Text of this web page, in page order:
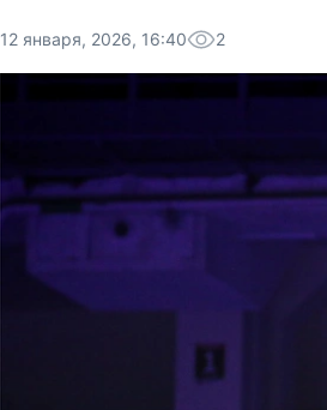
12 января, 2026, 16:40 2